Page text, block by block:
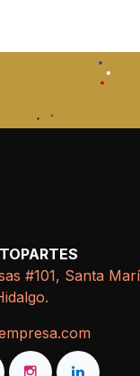
#101, Santa